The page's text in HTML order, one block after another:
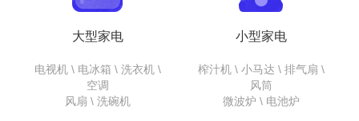
大型家电
电视机 \ 电冰箱 \ 洗衣机 \
空调
风扇 \ 洗碗机
小型家电
榨汁机 \ 小马达 \ 排气扇 \
风筒
微波炉 \ 电池炉